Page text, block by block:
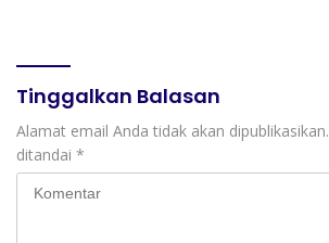
Tinggalkan Balasan
Alamat email Anda tidak akan dipublikasikan.
ditandai *